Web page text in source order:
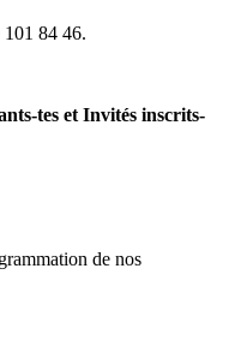
84 46.
tes et Invités inscrits-
de nos